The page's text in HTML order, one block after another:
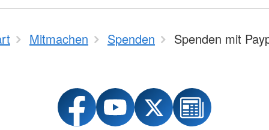
Mitmachen Spenden Spenden mit